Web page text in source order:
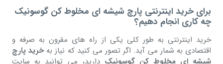
برای خرید اینترنتی پارچ شیشه ای مخلوط کن گوسونیک
چه کاری انجام دهیم؟
خرید اینترنتی به طور کلی یکی از راه های مقرون به صرفه و
اقتصادی به شمار می آید. اگر تصور می کنید که نیاز بهخرید پارچ
شیشه ای مخلوط کن گوسونیک دارید، می توانید به سایت